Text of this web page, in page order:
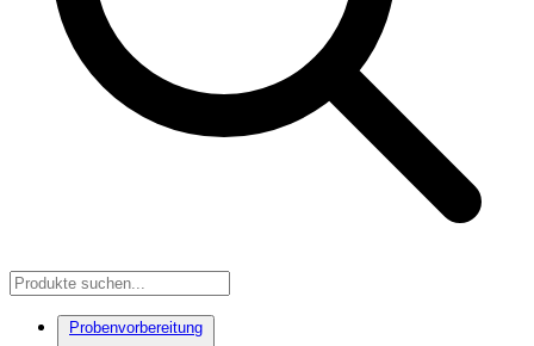
Probenvorbereitung